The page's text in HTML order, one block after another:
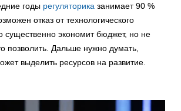
годы регуляторика занимает 90 %
отказ от технологического
существенно экономит бюджет, но не
позволить. Дальше нужно думать,
выделить ресурсов на развитие.